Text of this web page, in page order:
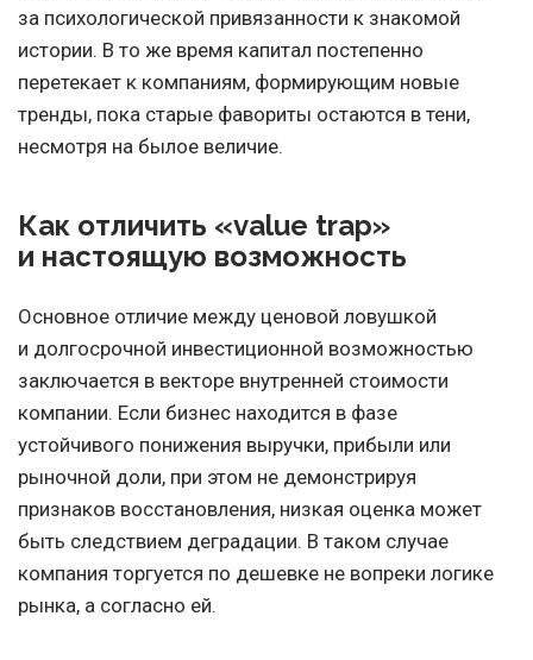
за психологической привязанности к знакомой
истории. В то же время капитал постепенно
перетекает к компаниям, формирующим новые
тренды, пока старые фавориты остаются в тени,
несмотря на былое величие.
Как отличить «value trap»
и настоящую возможность
Основное отличие между ценовой ловушкой
и долгосрочной инвестиционной возможностью
заключается в векторе внутренней стоимости
компании. Если бизнес находится в фазе
устойчивого понижения выручки, прибыли или
рыночной доли, при этом не демонстрируя
признаков восстановления, низкая оценка может
быть следствием деградации. В таком случае
компания торгуется по дешевке не вопреки логике
рынка, а согласно ей.